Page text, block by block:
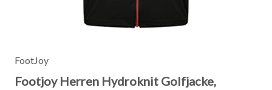
FootJoy
Footjoy Herren Hydroknit Golfjacke,